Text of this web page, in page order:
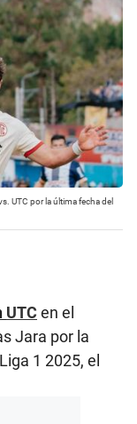
UTC por la última fecha del
UTC en el
Jara por la
1 2025, el